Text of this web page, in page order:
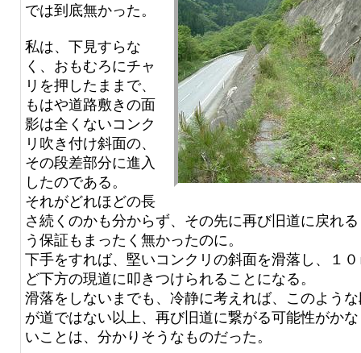
では到底無かった。
私は、下見すらな
く、おもむろにチャ
リを押したままで、
もはや道路敷きの面
影は全くないコンク
リ吹き付け斜面の、
その段差部分に進入
したのである。
それがどれほどの長
さ続くのかも分からず、その先に再び旧道に戻れ
う保証もまったく無かったのに。
下手をすれば、堅いコンクリの斜面を滑落し、１
ど下方の現道に叩きつけられることになる。
滑落をしないまでも、冷静に考えれば、このよう
が道ではない以上、再び旧道に繋がる可能性がか
いことは、分かりそうなものだった。